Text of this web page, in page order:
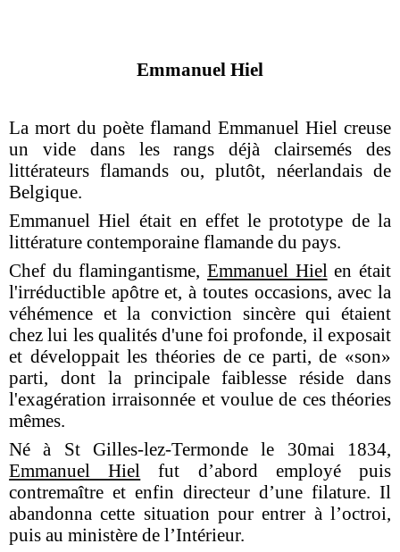
Emmanuel Hiel
La mort du poète flamand Emmanuel Hiel creuse
un vide dans les rangs déjà clairsemés des
littérateurs flamands ou, plutôt, néerlandais de
Belgique.
Emmanuel Hiel était en effet le prototype de la
littérature contemporaine flamande du pays.
Chef du flamingantisme, Emmanuel Hiel en était
l'irréductible apôtre et, à toutes occasions, avec la
véhémence et la conviction sincère qui étaient
chez lui les qualités d'une foi profonde, il exposait
et développait les théories de ce parti, de «son»
parti, dont la principale faiblesse réside dans
l'exagération irraisonnée et voulue de ces théories
mêmes.
Né à St Gilles-lez-Termonde le 30mai 1834,
Emmanuel Hiel fut d’abord employé puis
contremaître et enfin directeur d’une filature. Il
abandonna cette situation pour entrer à l’octroi,
puis au ministère de l’Intérieur.